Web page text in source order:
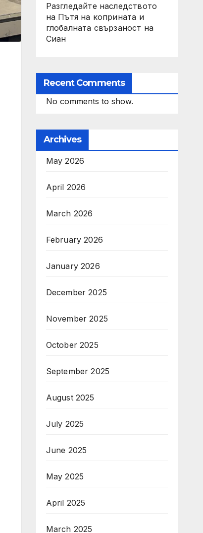
Разгледайте наследството
на Пътя на коприната и
глобалната свързаност на
Сиан
Recent Comments
No comments to show.
Archives
May 2026
April 2026
March 2026
February 2026
January 2026
December 2025
November 2025
October 2025
September 2025
August 2025
July 2025
June 2025
May 2025
April 2025
March 2025